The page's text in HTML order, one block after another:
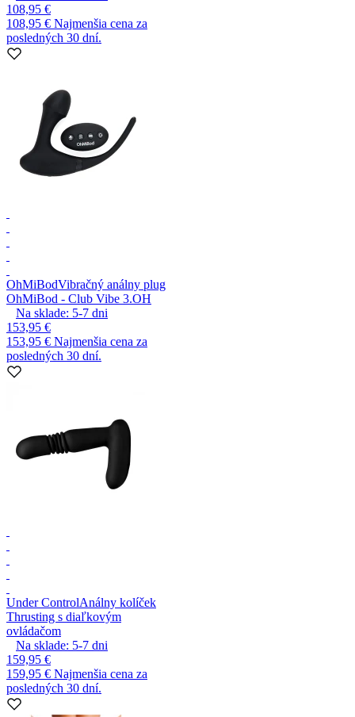
108,95 €
108,95 € Najmenšia cena za
posledných 30 dní.
OhMiBodVibračný análny plug
OhMiBod - Club Vibe 3.OH
Na sklade: 5-7 dni
153,95 €
153,95 € Najmenšia cena za
posledných 30 dní.
Under ControlAnálny kolíček
Thrusting s diaľkovým
ovládačom
Na sklade: 5-7 dni
159,95 €
159,95 € Najmenšia cena za
posledných 30 dní.